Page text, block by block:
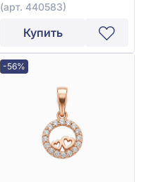
(арт. 440583)
Купить
-56%